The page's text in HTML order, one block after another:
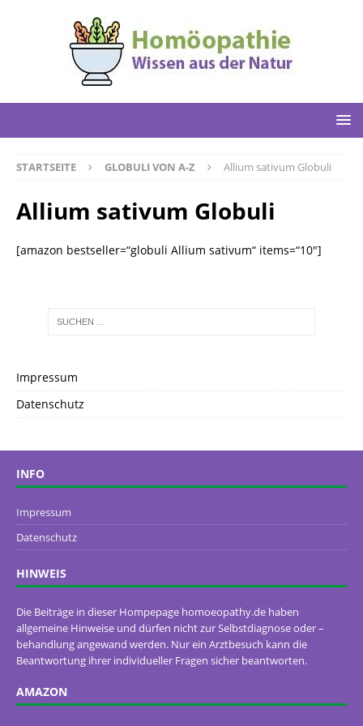
STARTSEITE GLOBULI VON A-Z Allium sativum Globuli
Allium sativum Globuli
[amazon bestseller=“globuli Allium sativum“ items=“10″]
Impressum
Datenschutz
INFO
Impressum
Datenschutz
HINWEIS
Die Beiträge in dieser Hompepage homoeopathy.de haben
allgemeine Hinweise und dürfen nicht zur Selbstdiagnose oder –
behandlung angewand werden. Nur ein Arztbesuch kann die
Beantwortung ihrer individueller Fragen sicher beantworten.
AMAZON